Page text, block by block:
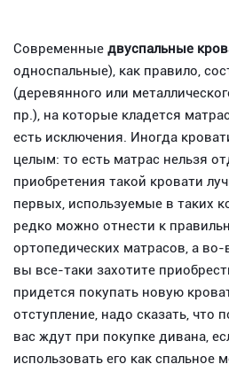
Современные двуспальные
односпальные), как правило,
(деревянного или
пр.), на которые кладется
есть исключения. Иногда
целым: то есть матрас нельзя
приобретения такой кровати
первых, используемые в таких
редко можно отнести к
ортопедических матрасов, а во-
вы все-таки захотите
придется покупать новую
отступление, надо сказать,
вас ждут при покупке дивана,
использовать его как спальное